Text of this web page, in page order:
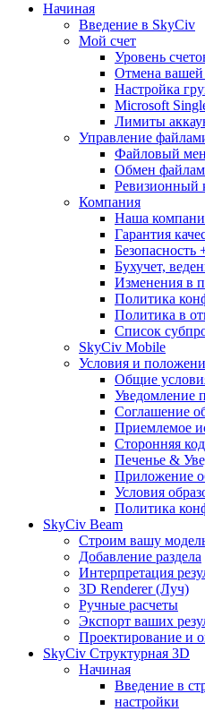
Начиная
Введение в SkyCiv
Мой счет
Уровень
Отмена
Настройка
Microsoft
Лимиты
Управление
Файловый
Обмен
Ревизионный
Компания
Наша
Гарантия
Безопасность
Бухучет,
Изменения в
Политика
Политика в
Список
SkyCiv Mobile
Условия и
Общие
Уведомление
Соглашение
Приемлемое
Сторонняя
Печенье &
Приложение
Условия
Политика
SkyCiv Beam
Строим вашу
Добавление раздела
Интерпретация
3D Renderer (Луч)
Ручные расчеты
Экспорт ваших
Проектирование и
SkyCiv Структурная 3D
Начиная
Введение в
настройки